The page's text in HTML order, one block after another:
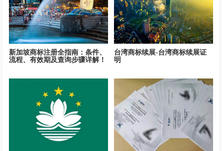
新加坡商标注册全指南：条件、
流程、有效期及查询步骤详解！
台湾商标续展-台湾商标续展证
明